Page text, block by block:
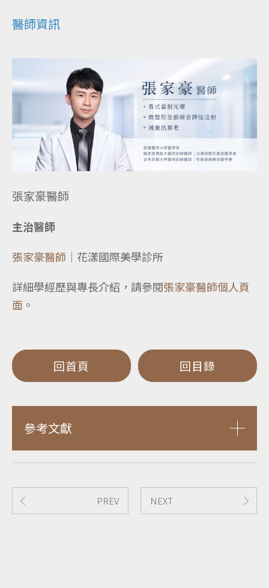
醫師資訊
張家豪醫師
主治醫師
張家豪醫師 ｜花漾國際美學診所
詳細學經歷與專長介紹，請參閱張家豪醫師個人頁
面 。
回首頁 回目錄
參考文獻
PREV NEXT